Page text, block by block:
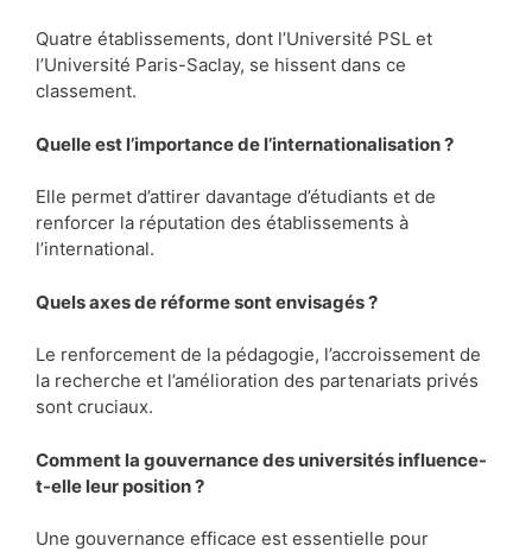
Quatre établissements, dont l’Université PSL et
l’Université Paris-Saclay, se hissent dans ce
classement.
Quelle est l’importance de l’internationalisation ?
Elle permet d’attirer davantage d’étudiants et de
renforcer la réputation des établissements à
l’international.
Quels axes de réforme sont envisagés ?
Le renforcement de la pédagogie, l’accroissement de
la recherche et l’amélioration des partenariats privés
sont cruciaux.
Comment la gouvernance des universités influence-
t-elle leur position ?
Une gouvernance efficace est essentielle pour